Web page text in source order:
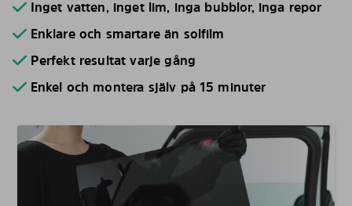
Inget vatten, inget lim, inga bubblor, inga repor
Enklare och smartare än solfilm
Perfekt resultat varje gång
Enkel och montera själv på 15 minuter